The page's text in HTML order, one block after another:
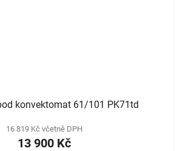
konvektomat 61/101 PK71td
16 819 Kč včetně DPH
13 900 Kč